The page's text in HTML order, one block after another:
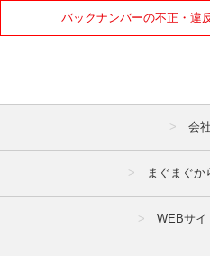
バックナンバーの不正・違
会
まぐまぐか
WEBサイ